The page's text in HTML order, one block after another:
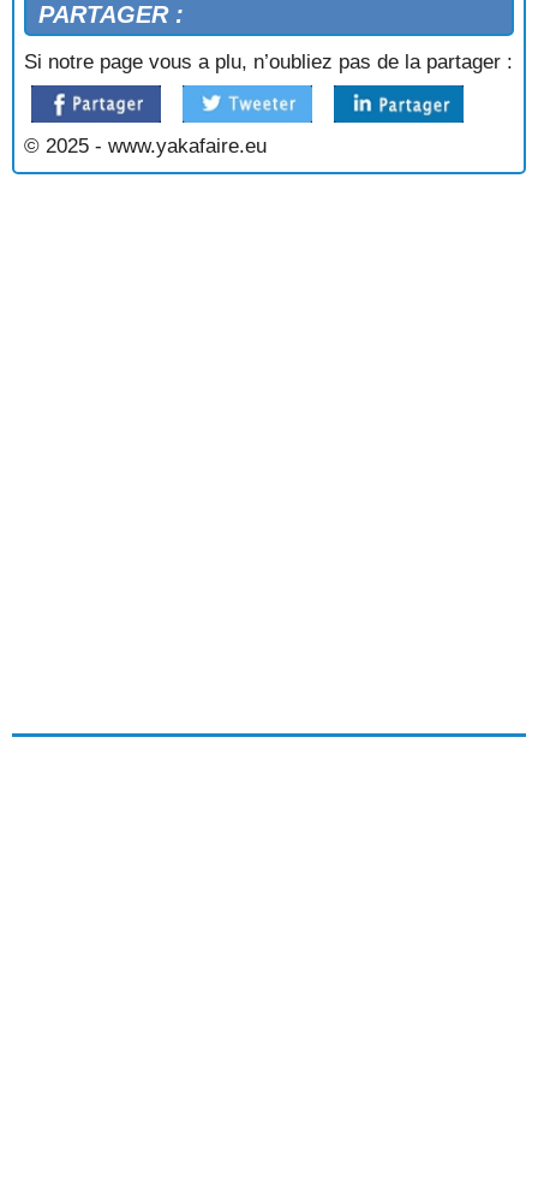
YAOURT A LA FRAMBOISE
YAOURT AU CHOCOLAT
PARTAGER :
Si notre page vous a plu, n’oubliez pas de la partager :
© 2025 - www.yakafaire.eu